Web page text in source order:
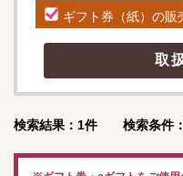
ギフト券（紙）の販
検索結果：1件 検索条件：